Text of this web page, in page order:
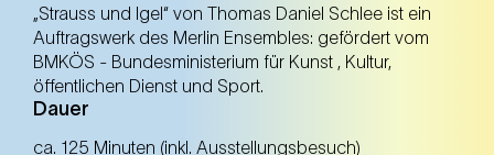
„Strauss und Igel“ von Thomas Daniel Schlee ist ein
Auftragswerk des Merlin Ensembles: gefördert vom
BMKÖS - Bundesministerium für Kunst , Kultur,
öffentlichen Dienst und Sport.
Dauer
ca. 125 Minuten (inkl. Ausstellungsbesuch)